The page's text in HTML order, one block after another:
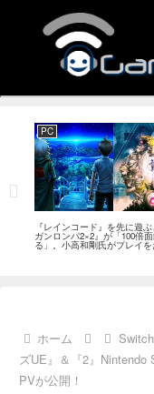
PC
『レインコード』を先に遊
ガンロンパ2×2』が「100倍
る」。小高和剛氏がプレイ
ホーム Switch
ズUE』＆『2』
PVが公開！